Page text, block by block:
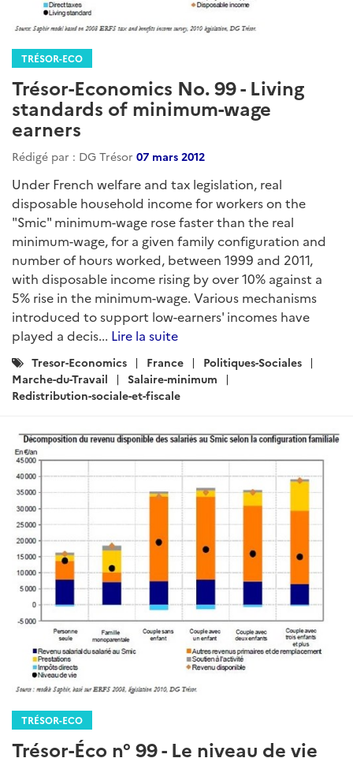
TRÉSOR-ECO
Trésor-Economics No. 99 - Living
standards of minimum-wage
earners
Rédigé par : DG Trésor 07 mars 2012
Under French welfare and tax legislation, real
disposable household income for workers on the
"Smic" minimum-wage rose faster than the real
minimum-wage, for a given family configuration and
number of hours worked, between 1999 and 2011,
with disposable income rising by over 10% against a
5% rise in the minimum-wage. Various mechanisms
introduced to support low-earners' incomes have
played a decis... Lire la suite
Catégories
:
Tresor-Economics France
Politiques-Sociales
Marche-du-Travail
Salaire-minimum
Redistribution-sociale-et-fiscale
TRÉSOR-ECO
Trésor-Éco n° 99 - Le niveau de vie